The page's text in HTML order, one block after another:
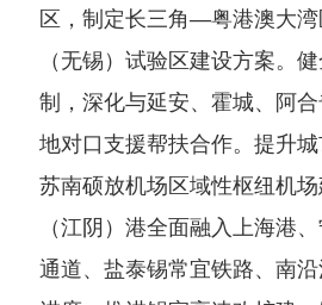
区，制定长三角—粤港澳大
（无锡）试验区建设方案。
制，深化与延安、霍城、阿
地对口支援帮扶合作。提升
苏南硕放机场区域性枢纽机
（江阴）港全面融入上海港
通道、盐泰锡常宜铁路、南